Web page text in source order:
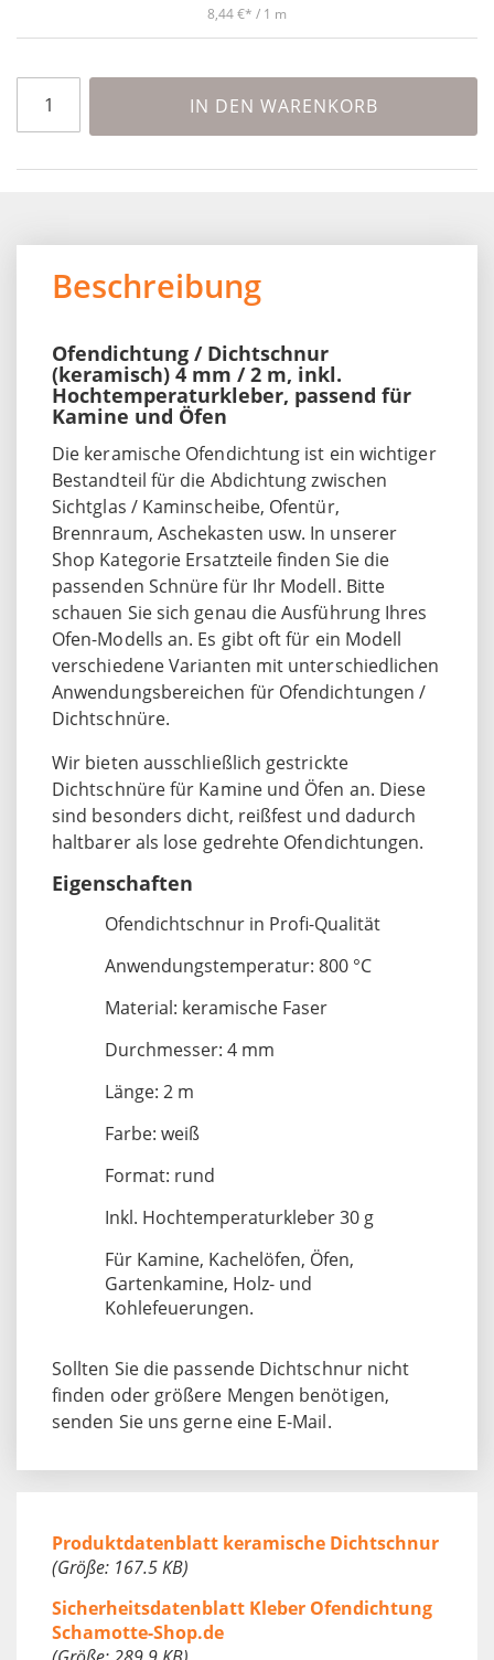
8,44 € / 1 m
IN DEN WARENKORB
Beschreibung
Ofendichtung / Dichtschnur
(keramisch) 4 mm / 2 m, inkl.
Hochtemperaturkleber, passend für
Kamine und Öfen
Die keramische Ofendichtung ist ein wichtiger
Bestandteil für die Abdichtung zwischen
Sichtglas / Kaminscheibe, Ofentür,
Brennraum, Aschekasten usw. In unserer
Shop Kategorie Ersatzteile finden Sie die
passenden Schnüre für Ihr Modell. Bitte
schauen Sie sich genau die Ausführung Ihres
Ofen-Modells an. Es gibt oft für ein Modell
verschiedene Varianten mit unterschiedlichen
Anwendungsbereichen für Ofendichtungen /
Dichtschnüre.
Wir bieten ausschließlich gestrickte
Dichtschnüre für Kamine und Öfen an. Diese
sind besonders dicht, reißfest und dadurch
haltbarer als lose gedrehte Ofendichtungen.
Eigenschaften
Ofendichtschnur in Profi-Qualität
Anwendungstemperatur: 800 °C
Material: keramische Faser
Durchmesser: 4 mm
Länge: 2 m
Farbe: weiß
Format: rund
Inkl. Hochtemperaturkleber 30 g
Für Kamine, Kachelöfen, Öfen,
Gartenkamine, Holz- und
Kohlefeuerungen.
Sollten Sie die passende Dichtschnur nicht
finden oder größere Mengen benötigen,
senden Sie uns gerne eine E-Mail.
Produktdatenblatt keramische Dichtschnur
(Größe: 167.5 KB)
Sicherheitsdatenblatt Kleber Ofendichtung
Schamotte-Shop.de